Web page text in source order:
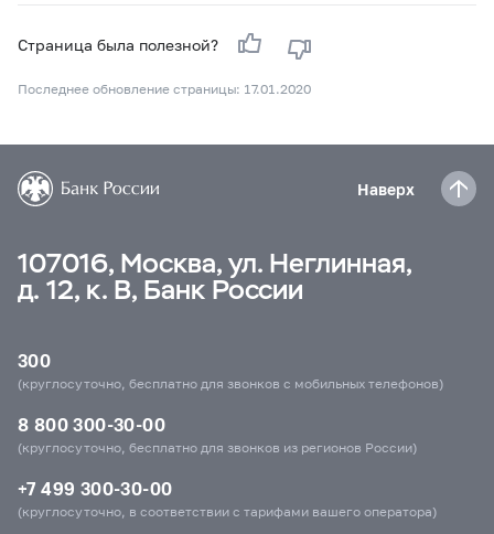
Страница была полезной?
Последнее обновление страницы: 17.01.2020
Наверх
107016, Москва, ул. Неглинная,
д. 12, к. В, Банк России
300
(круглосуточно, бесплатно для звонков с мобильных телефонов)
8 800 300-30-00
(круглосуточно, бесплатно для звонков из регионов России)
+7 499 300-30-00
(круглосуточно, в соответствии с тарифами вашего оператора)